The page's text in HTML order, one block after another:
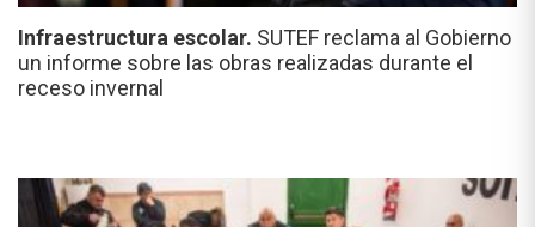
Infraestructura escolar. SUTEF reclama al Gobierno
un informe sobre las obras realizadas durante el
receso invernal